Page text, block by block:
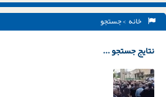
خانه > جستجو
نتایج جستجو ...